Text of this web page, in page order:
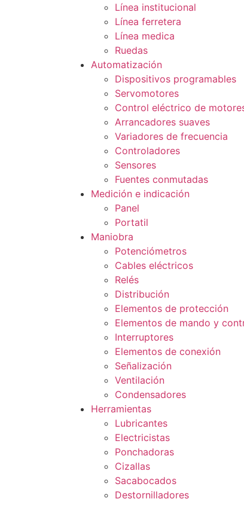
Línea institucional
Línea ferretera
Línea medica
Ruedas
Automatización
Dispositivos programables
Servomotores
Control eléctrico de
Arrancadores suaves
Variadores de frecuencia
Controladores
Sensores
Fuentes conmutadas
Medición e indicación
Panel
Portatil
Maniobra
Potenciómetros
Cables eléctricos
Relés
Distribución
Elementos de protección
Elementos de mando y
Interruptores
Elementos de conexión
Señalización
Ventilación
Condensadores
Herramientas
Lubricantes
Electricistas
Ponchadoras
Cizallas
Sacabocados
Destornilladores